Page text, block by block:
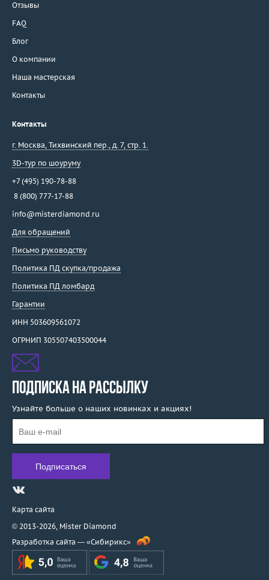
Отзывы
FAQ
Блог
О компании
Наша мастерская
Контакты
Контакты
г. Москва, Тихвинский пер., д. 7, стр. 1.
3D-тур по шоуруму
+7 (495) 190-78-88
8 (800) 777-17-88
info@misterdiamond.ru
Для обращений
Письмо руководству
Политика ПД скупка/продажа
Политика ПД ломбард
Гарантии
ИНН 503609561072
ОГРНИП 305507403500044
ПОДПИСКА НА РАССЫЛКУ
Узнайте больше о наших новинках и акциях!
Карта сайта
© 2013-2026, Mister Diamond
Разработка сайта — «Сибирикс»